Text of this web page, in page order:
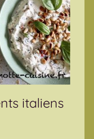
italiens